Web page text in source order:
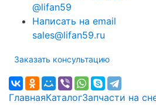
@lifan59
Написать на email
sales@lifan59.ru
Заказать консультацию
ГлавнаяКаталогЗапчасти на